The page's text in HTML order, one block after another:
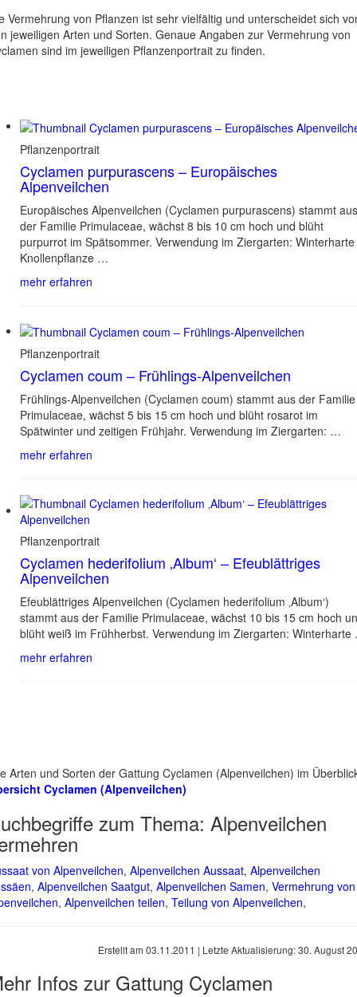
Vermehrung von Pflanzen ist sehr vielfältig und unterscheidet sich
jeweiligen Arten und Sorten. Genaue Angaben zur Vermehrung von
sind im jeweiligen Pflanzenportrait zu finden.
Pflanzenportrait
Cyclamen purpurascens – Europäisches
Alpenveilchen
Europäisches Alpenveilchen (Cyclamen purpurascens) stammt aus
der Familie Primulaceae, wächst 8 bis 10 cm hoch und blüht
purpurrot im Spätsommer. Verwendung im Ziergarten: Winterharte
Knollenpflanze …
mehr erfahren
Pflanzenportrait
Cyclamen coum – Frühlings-Alpenveilchen
Frühlings-Alpenveilchen (Cyclamen coum) stammt aus der Familie
Primulaceae, wächst 5 bis 15 cm hoch und blüht rosarot im
Spätwinter und zeitigen Frühjahr. Verwendung im Ziergarten: …
mehr erfahren
Pflanzenportrait
Cyclamen hederifolium ‚Album‘ – Efeublättriges
Alpenveilchen
Efeublättriges Alpenveilchen (Cyclamen hederifolium ‚Album‘)
stammt aus der Familie Primulaceae, wächst 10 bis 15 cm hoch
blüht weiß im Frühherbst. Verwendung im Ziergarten:
mehr erfahren
Arten und Sorten der Gattung Cyclamen (Alpenveilchen) im
Cyclamen (Alpenveilchen)
zum Thema: Alpenveilchen
von Alpenveilchen, Alpenveilchen Aussaat, Alpenveilchen
, Alpenveilchen Saatgut, Alpenveilchen Samen, Vermehrung von
, Alpenveilchen teilen, Teilung von Alpenveilchen,
Erstellt am 03.11.2011 | Letzte Aktualisierung:30. August
Infos zur Gattung Cyclamen